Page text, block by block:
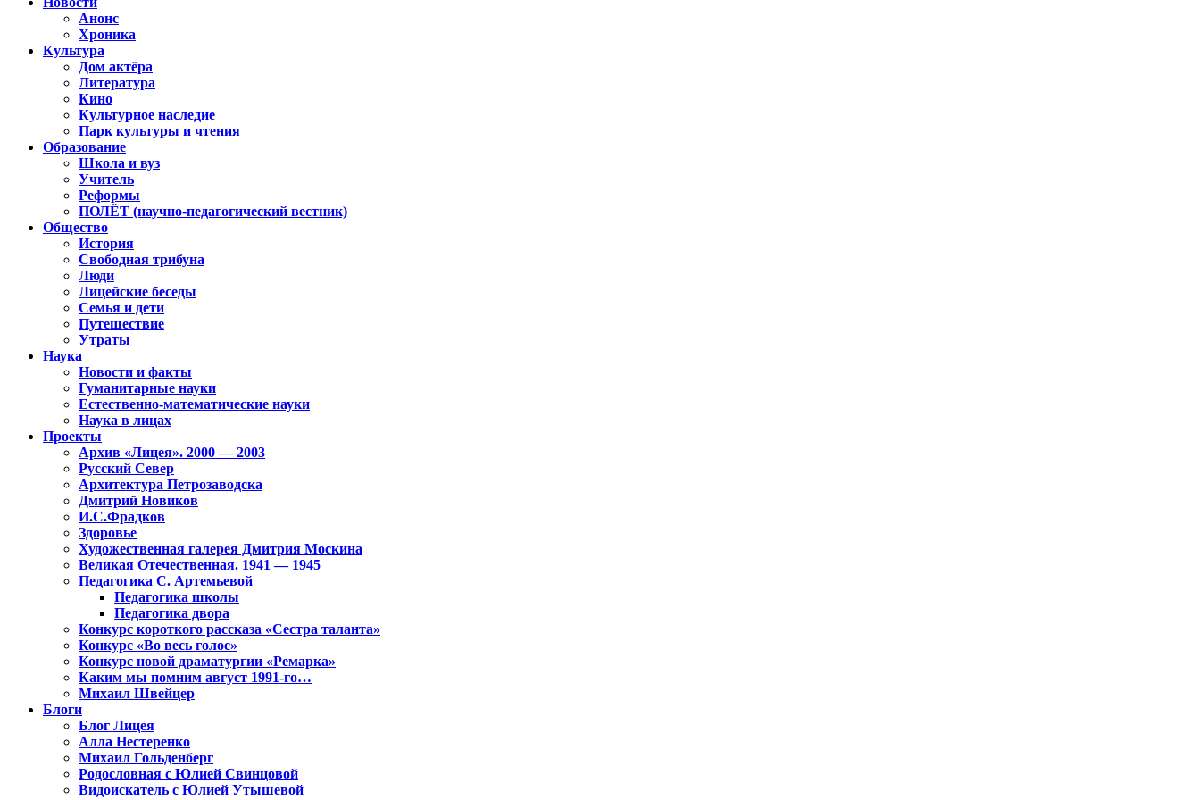
Анонс
Хроника
Культура
Дом актёра
Литература
Кино
Культурное наследие
Парк культуры и чтения
Образование
Школа и вуз
Учитель
Реформы
ПОЛЁТ (научно-педагогический вестник)
Общество
История
Свободная трибуна
Люди
Лицейские беседы
Семья и дети
Путешествие
Утраты
Наука
Новости и факты
Гуманитарные науки
Естественно-математические науки
Наука в лицах
Проекты
Архив «Лицея». 2000 — 2003
Русский Север
Архитектура Петрозаводска
Дмитрий Новиков
И.С.Фрадков
Здоровье
Художественная галерея Дмитрия Москина
Великая Отечественная. 1941 — 1945
Педагогика С. Артемьевой
Педагогика школы
Педагогика двора
Конкурс короткого рассказа «Сестра таланта»
Конкурс «Во весь голос»
Конкурс новой драматургии «Ремарка»
Каким мы помним август 1991-го…
Михаил Швейцер
Блоги
Блог Лицея
Алла Нестеренко
Михаил Гольденберг
Родословная с Юлией Свинцовой
Видоискатель с Юлией Утышевой